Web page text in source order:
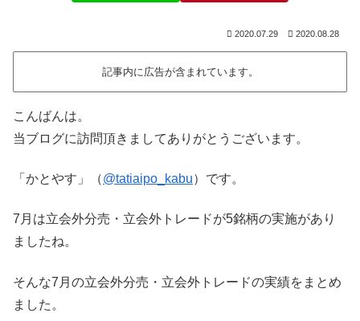
2020.07.29 2020.08.28
記事内に広告が含まれています。
こんばんは。
当ブログに訪問頂きましてありがとうございます。
「かとやす」（@tatiaipo_kabu）です。
7月は立会外分売・立会外トレードが5銘柄の実施があり
ましたね。
そんな7月の立会外分売・立会外トレードの実績をまとめ
ました。